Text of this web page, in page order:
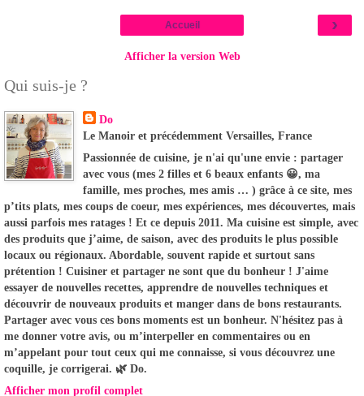
›
Accueil
Afficher la version Web
Qui suis-je ?
Do
Le Manoir et précédemment Versailles, France
Passionnée de cuisine, je n'ai qu'une envie : partager
avec vous (mes 2 filles et 6 beaux enfants 😀, ma
famille, mes proches, mes amis … ) grâce à ce site, mes
p’tits plats, mes coups de coeur, mes expériences, mes découvertes, mais
aussi parfois mes ratages ! Et ce depuis 2011. Ma cuisine est simple, avec
des produits que j’aime, de saison, avec des produits le plus possible
locaux ou régionaux. Abordable, souvent rapide et surtout sans
prétention ! Cuisiner et partager ne sont que du bonheur ! J'aime
essayer de nouvelles recettes, apprendre de nouvelles techniques et
découvrir de nouveaux produits et manger dans de bons restaurants.
Partager avec vous ces bons moments est un bonheur. N'hésitez pas à
me donner votre avis, ou m’interpeller en commentaires ou en
m’appelant pour tout ceux qui me connaisse, si vous découvrez une
coquille, je corrigerai. 🌿 Do.
Afficher mon profil complet